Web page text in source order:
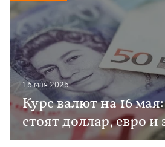
16 мая 2025
Курс валют на 16
стоят доллар, евро и